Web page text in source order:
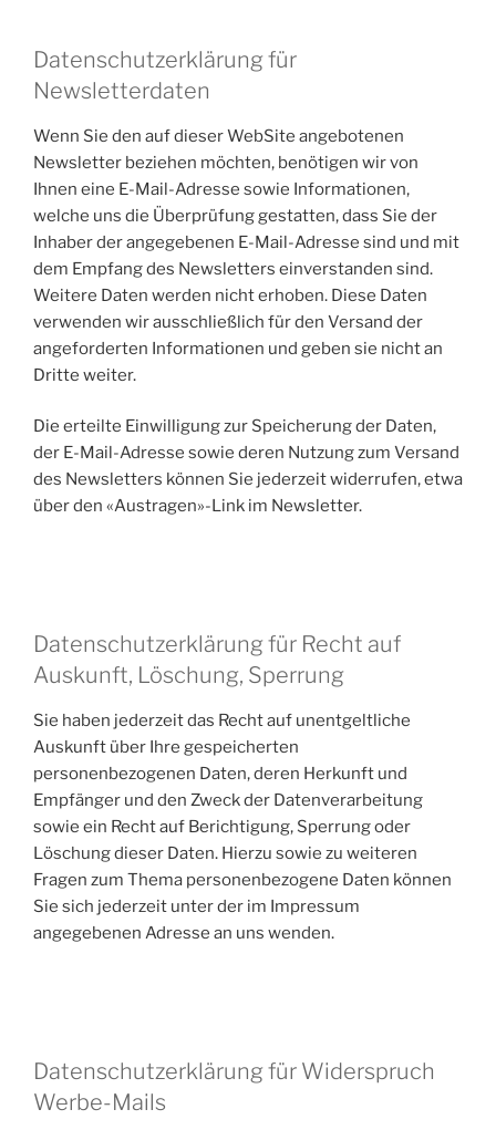
Datenschutzerklärung für
Newsletterdaten
Wenn Sie den auf dieser WebSite angebotenen
Newsletter beziehen möchten, benötigen wir von
Ihnen eine E-Mail-Adresse sowie Informationen,
welche uns die Überprüfung gestatten, dass Sie der
Inhaber der angegebenen E-Mail-Adresse sind und mit
dem Empfang des Newsletters einverstanden sind.
Weitere Daten werden nicht erhoben. Diese Daten
verwenden wir ausschließlich für den Versand der
angeforderten Informationen und geben sie nicht an
Dritte weiter.
Die erteilte Einwilligung zur Speicherung der Daten,
der E-Mail-Adresse sowie deren Nutzung zum Versand
des Newsletters können Sie jederzeit widerrufen, etwa
über den «Austragen»-Link im Newsletter.
Datenschutzerklärung für Recht auf
Auskunft, Löschung, Sperrung
Sie haben jederzeit das Recht auf unentgeltliche
Auskunft über Ihre gespeicherten
personenbezogenen Daten, deren Herkunft und
Empfänger und den Zweck der Datenverarbeitung
sowie ein Recht auf Berichtigung, Sperrung oder
Löschung dieser Daten. Hierzu sowie zu weiteren
Fragen zum Thema personenbezogene Daten können
Sie sich jederzeit unter der im Impressum
angegebenen Adresse an uns wenden.
Datenschutzerklärung für Widerspruch
Werbe-Mails